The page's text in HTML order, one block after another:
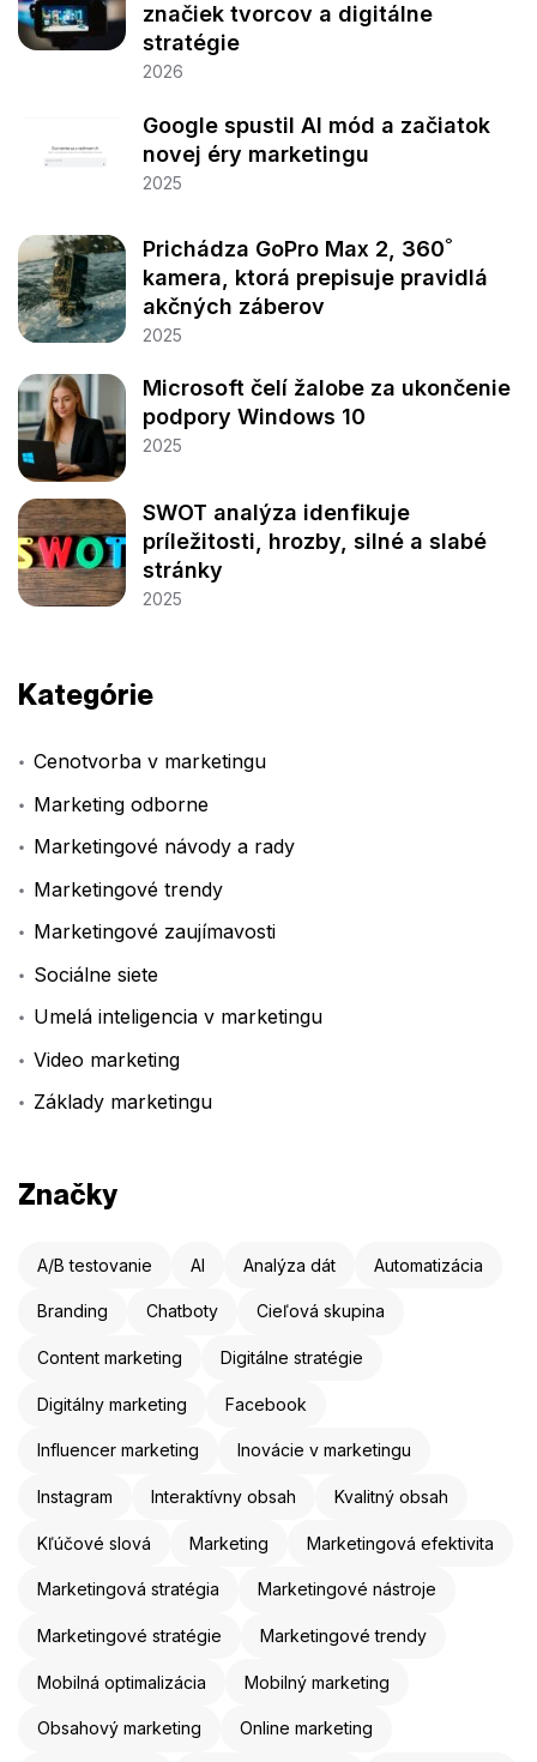
značiek tvorcov a digitálne
stratégie
2026
Google spustil AI mód a začiatok
novej éry marketingu
2025
Prichádza GoPro Max 2, 360˚
kamera, ktorá prepisuje pravidlá
akčných záberov
2025
Microsoft čelí žalobe za ukončenie
podpory Windows 10
2025
SWOT analýza idenfikuje
príležitosti, hrozby, silné a slabé
stránky
2025
Kategórie
Cenotvorba v marketingu
Marketing odborne
Marketingové návody a rady
Marketingové trendy
Marketingové zaujímavosti
Sociálne siete
Umelá inteligencia v marketingu
Video marketing
Základy marketingu
Značky
A/B testovanie AI Analýza dát Automatizácia
Branding Chatboty Cieľová skupina
Content marketing Digitálne stratégie
Digitálny marketing Facebook
Influencer marketing Inovácie v marketingu
Instagram Interaktívny obsah Kvalitný obsah
Kľúčové slová Marketing Marketingová efektivita
Marketingová stratégia Marketingové nástroje
Marketingové stratégie Marketingové trendy
Mobilná optimalizácia Mobilný marketing
Obsahový marketing Online marketing